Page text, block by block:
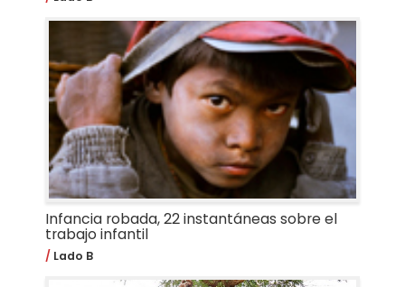
Infancia robada, 22 instantáneas sobre el
trabajo infantil
Lado B